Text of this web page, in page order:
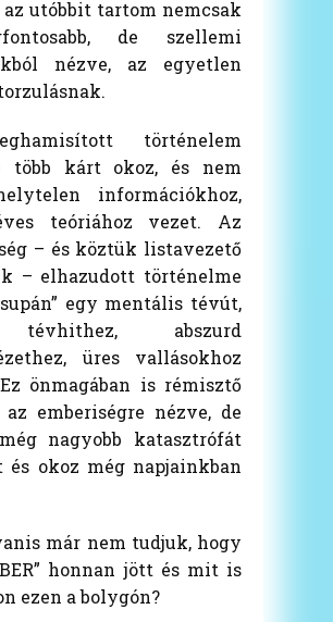
utóbbit tartom nemcsak
de szellemi
nézve, az egyetlen
történelem
több kárt okoz, és nem
információkhoz,
teóriához vezet. Az
– és köztük listavezető
– elhazudott történelme
egy mentális tévút,
abszurd
üres vallásokhoz
önmagában is rémisztő
az emberiségre nézve, de
nagyobb katasztrófát
és okoz még napjainkban
már nem tudjuk, hogy
honnan jött és mit is
ezen a bolygón?